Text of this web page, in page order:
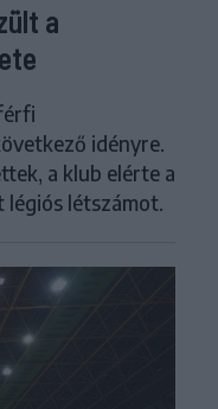
a
idényre.
a klub elérte a
légiós létszámot.